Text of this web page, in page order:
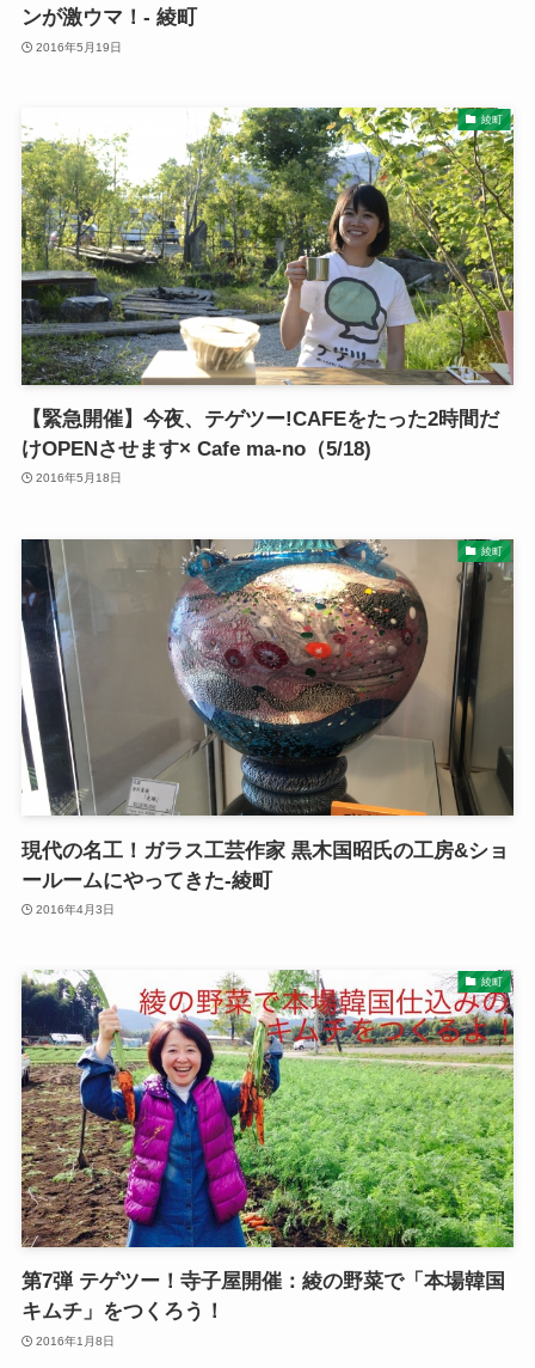
ンが激ウマ！- 綾町
2016年5月19日
綾町
【緊急開催】今夜、テゲツー!CAFEをたった2時間だ
けOPENさせます× Cafe ma-no（5/18)
2016年5月18日
綾町
現代の名工！ガラス工芸作家 黒木国昭氏の工房&ショ
ールームにやってきた-綾町
2016年4月3日
綾町
第7弾 テゲツー！寺子屋開催：綾の野菜で「本場韓国
キムチ」をつくろう！
2016年1月8日